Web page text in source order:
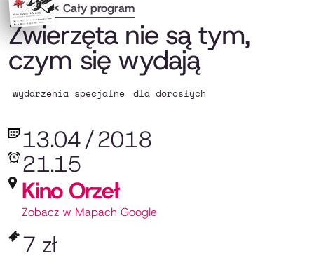
< Cały program
Zwierzęta nie są tym,
czym się wydają
wydarzenia specjalne dla dorosłych
13.04/2018
21.15
Kino Orzeł
Zobacz w Mapach Google
7 zł